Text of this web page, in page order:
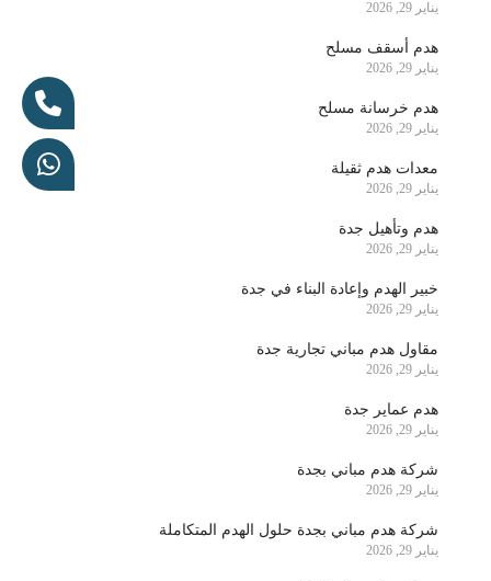
يناير 29, 2026
هدم أسقف مسلح
يناير 29, 2026
هدم خرسانة مسلح
يناير 29, 2026
معدات هدم ثقيلة
يناير 29, 2026
هدم وتأهيل جدة
يناير 29, 2026
خبير الهدم وإعادة البناء في جدة
يناير 29, 2026
مقاول هدم مباني تجارية جدة
يناير 29, 2026
هدم عماير جدة
يناير 29, 2026
شركة هدم مباني بجدة
يناير 29, 2026
شركة هدم مباني بجدة حلول الهدم المتكاملة
يناير 29, 2026